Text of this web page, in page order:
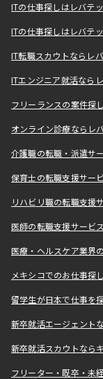
ITの仕事探しはレバテ
ITの仕事探しはレバテ
IT転職スカウトならレ
ITエンジニア就活なら
フリーランスの案件探
オンライン診療ならレ
介護職の転職・派遣サ
保育士の転職支援サー
リハビリ職の転職支援
医師の転職支援サービ
医療・ヘルスケア業界
メキシコでのお仕事探
留学生が日本で仕事を
新卒就活エージェント
新卒就活スカウトなら
フリーター・既卒・未